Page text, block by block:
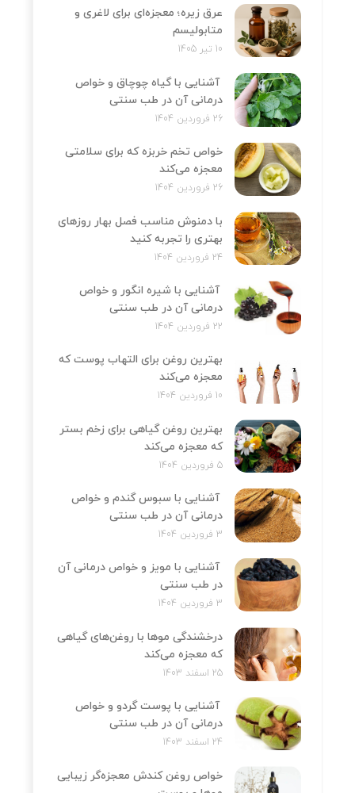
عرق زیره؛ معجزه‌ای برای لاغری و
متابولیسم
10 تیر 1405
آشنایی با گیاه چوچاق و خواص
درمانی آن در طب سنتی
26 فروردین 1404
خواص تخم خربزه که برای سلامتی
معجزه می‌کند
26 فروردین 1404
با دمنوش مناسب فصل بهار روزهای
بهتری را تجربه کنید
24 فروردین 1404
آشنایی با شیره انگور و خواص
درمانی آن در طب سنتی
22 فروردین 1404
بهترین روغن برای التهاب پوست که
معجزه می‌کند
10 فروردین 1404
بهترین روغن گیاهی برای زخم بستر
که معجزه می‌کند
5 فروردین 1404
آشنایی با سبوس گندم و خواص
درمانی آن در طب سنتی
3 فروردین 1404
آشنایی با مویز و خواص درمانی آن
در طب سنتی
3 فروردین 1404
درخشندگی موها با روغن‌های گیاهی
که معجزه می‌کند
25 اسفند 1403
آشنایی با پوست گردو و خواص
درمانی آن در طب سنتی
24 اسفند 1403
خواص روغن کندش معجزه‌‌گر زیبایی